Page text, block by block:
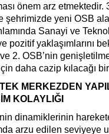
önem arz etmektedir.
şehrimizde yeni OSB
Sanayi ve
pozitif yaklaşımlarını
2. OSB’nin
için daha cazip kılacağı
MERKEZDEN
KOLAYLIĞI
dinamiklerinin
arzu edilen seviyeye